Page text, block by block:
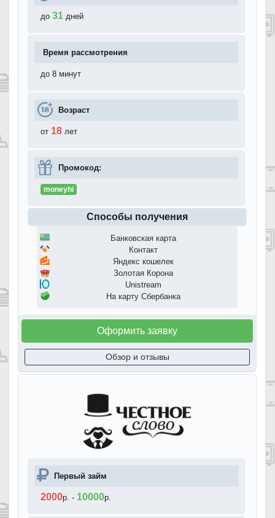
до 31 дней
Время рассмотрения
до 8 минут
Возраст
от 18 лет
Промокод:
moneyhi
Способы получения
Банковская карта
Контакт
Яндекс кошелек
Золотая Корона
Unistream
На карту Сбербанка
Оформить заявку
Обзор и отзывы
Первый займ
2000р. - 10000р.